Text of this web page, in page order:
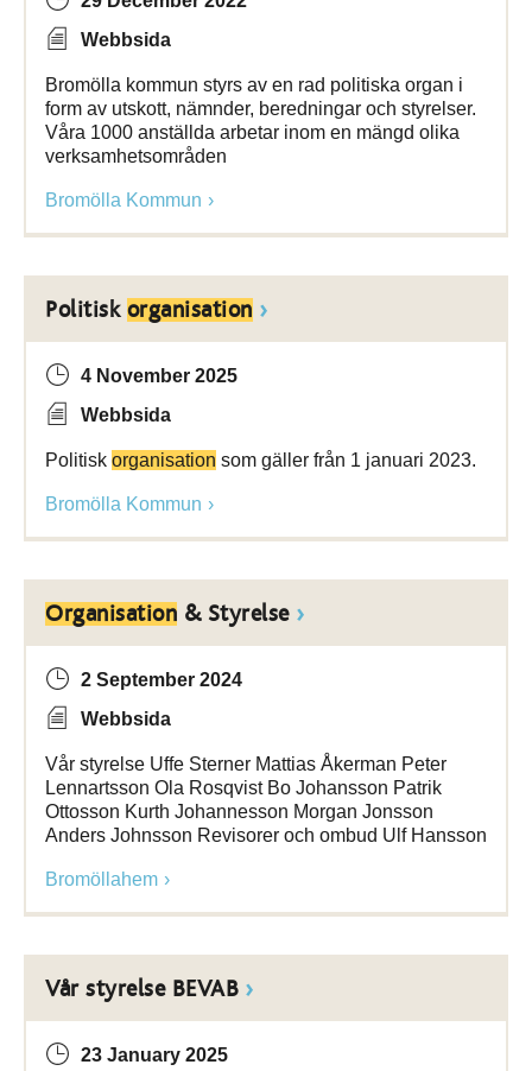
Webbsida
Bromölla kommun styrs av en rad politiska organ i
form av utskott, nämnder, beredningar och styrelser.
Våra 1000 anställda arbetar inom en mängd olika
verksamhetsområden
Bromölla Kommun
Politisk organisation
4 November 2025
Webbsida
Politisk organisation som gäller från 1 januari 2023.
Bromölla Kommun
Organisation & Styrelse
2 September 2024
Webbsida
Vår styrelse Uffe Sterner Mattias Åkerman Peter
Lennartsson Ola Rosqvist Bo Johansson Patrik
Ottosson Kurth Johannesson Morgan Jonsson
Anders Johnsson Revisorer och ombud Ulf Hansson
Bromöllahem
Vår styrelse BEVAB
23 January 2025